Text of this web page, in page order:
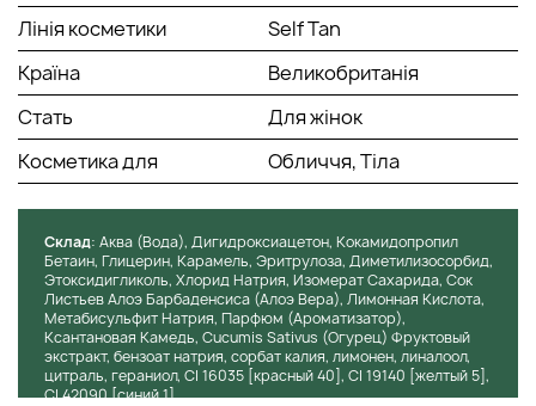
Лінія косметики
Self Tan
Країна
Великобританія
Стать
Для жінок
Косметика для
Обличчя, Тіла
Cклад: Аква (Вода), Дигидроксиацетон, Кокамидопропил
Бетаин, Глицерин, Карамель, Эритрулоза, Диметилизосорбид,
Этоксидигликоль, Хлорид Натрия, Изомерат Сахарида, Сок
Листьев Алоэ Барбаденсиса (Алоэ Вера), Лимонная Кислота,
Метабисульфит Натрия, Парфюм (Ароматизатор),
Ксантановая Камедь, Cucumis Sativus (Огурец) Фруктовый
экстракт, бензоат натрия, сорбат калия, лимонен, линалоол,
цитраль, гераниол, CI 16035 [красный 40], CI 19140 [желтый 5],
CI 42090 [синий 1].